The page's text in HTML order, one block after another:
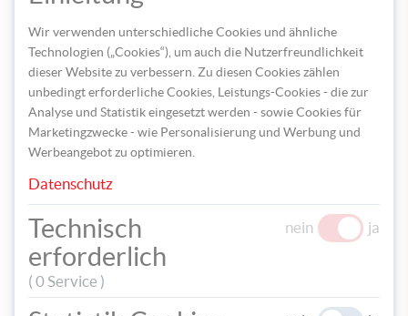
Zum Schluss werden die CDs mit einem feuchten Schwamm
vorsichtig gereinigt und die restliche Fugenmasse entfernt.
Wir verwenden unterschiedliche Cookies und ähnliche
Technologien („Cookies“), um auch die Nutzerfreundlichkeit
dieser Website zu verbessern. Zu diesen Cookies zählen
unbedingt erforderliche Cookies, Leistungs-Cookies - die zur
Analyse und Statistik eingesetzt werden - sowie Cookies für
Marketingzwecke - wie Personalisierung und Werbung und
Werbeangebot zu optimieren.
Datenschutz
Technisch
erforderlich
( 0 Service )
nein ja